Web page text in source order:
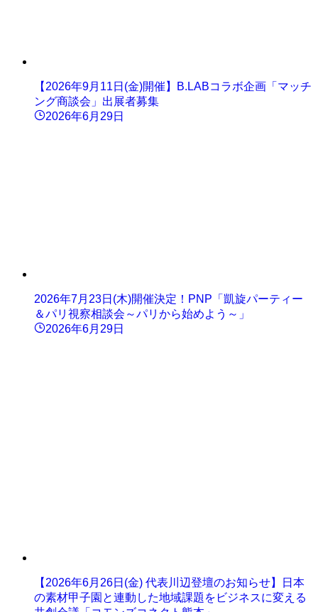
【2026年9月11日(金)開催】B.LABコラボ企画「マッチ
ング商談会」出展者募集
2026年6月29日
2026年7月23日(木)開催決定！PNP「凱旋パーティー
＆パリ視察相談会～パリから始めよう～」
2026年6月29日
【2026年6月26日(金) 代表川辺登壇のお知らせ】日本
の素材甲子園と連動した地域課題をビジネスに変える